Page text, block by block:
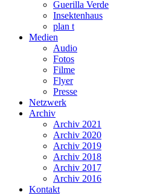
Guerilla Verde
Insektenhaus
plan t
Medien
Audio
Fotos
Filme
Flyer
Presse
Netzwerk
Archiv
Archiv 2021
Archiv 2020
Archiv 2019
Archiv 2018
Archiv 2017
Archiv 2016
Kontakt